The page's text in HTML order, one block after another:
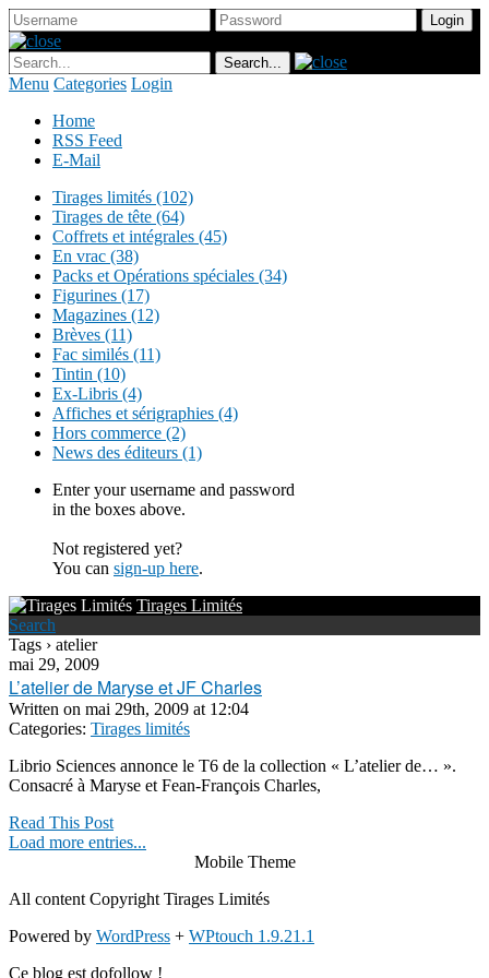
Menu Categories Login
Home
RSS Feed
E-Mail
Tirages limités (102)
Tirages de tête (64)
Coffrets et intégrales (45)
En vrac (38)
Packs et Opérations spéciales (34)
Figurines (17)
Magazines (12)
Brèves (11)
Fac similés (11)
Tintin (10)
Ex-Libris (4)
Affiches et sérigraphies (4)
Hors commerce (2)
News des éditeurs (1)
Enter your username and password
in the boxes above.
Not registered yet?
You can sign-up here.
Tirages Limités
Search
Tags › atelier
mai 29, 2009
L’atelier de Maryse et JF Charles
Written on mai 29th, 2009 at 12:04
Categories: Tirages limités
Librio Sciences annonce le T6 de la collection « L’atelier de… ».
Consacré à Maryse et Fean-François Charles,
Read This Post
Load more entries...
Mobile Theme
All content Copyright Tirages Limités
Powered by WordPress + WPtouch 1.9.21.1
Ce blog est dofollow !